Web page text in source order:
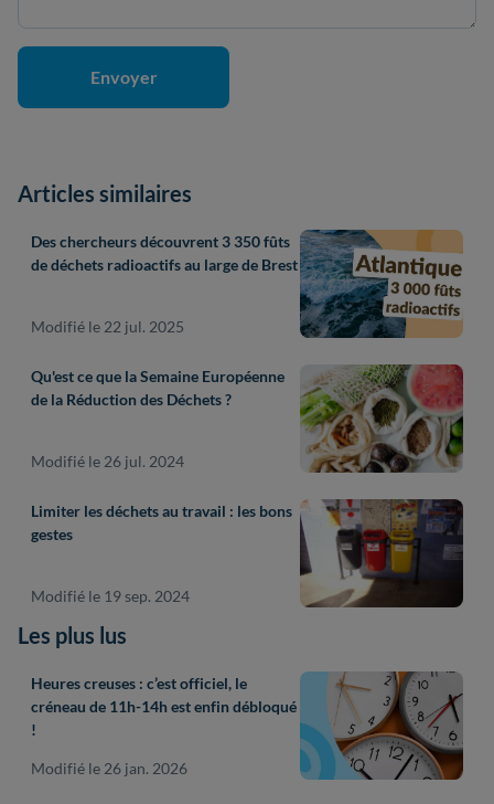
Articles similaires
Des chercheurs découvrent 3 350 fûts
de déchets radioactifs au large de Brest
Modifié le 22 jul. 2025
Qu'est ce que la Semaine Européenne
de la Réduction des Déchets ?
Modifié le 26 jul. 2024
Limiter les déchets au travail : les bons
gestes
Modifié le 19 sep. 2024
Les plus lus
Heures creuses : c’est officiel, le
créneau de 11h-14h est enfin débloqué
!
Modifié le 26 jan. 2026